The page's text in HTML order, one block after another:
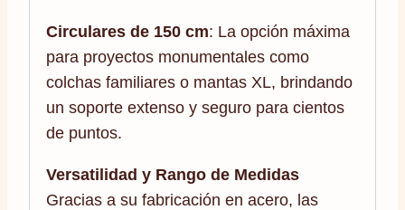
Circulares de 150 cm: La opción máxima
para proyectos monumentales como
colchas familiares o mantas XL, brindando
un soporte extenso y seguro para cientos
de puntos.
Versatilidad y Rango de Medidas
Gracias a su fabricación en acero, las